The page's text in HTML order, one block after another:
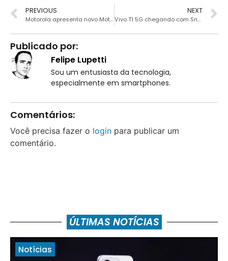
PREVIOUS
Motorola apresenta novo Moto G Stylus 2022 com câmera de 50MP e tela de 90 Hz
NEXT
Vivo T1 5G chegando com Snapdragon 695, câmera tripla e mais
Publicado por:
Felipe Lupetti
Sou um entusiasta da tecnologia,
especialmente em smartphones.
Comentários:
Você precisa fazer o login para publicar um
comentário.
ÚLTIMAS NOTÍCIAS
Notícias